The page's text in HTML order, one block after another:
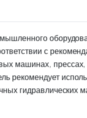
с
машинах, прессах,
рекомендует
гидравлических